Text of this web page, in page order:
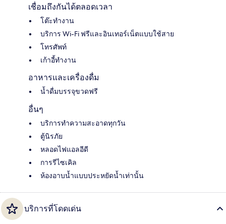
เชื่อมถึงกันได้ตลอดเวลา
โต๊ะทำงาน
บริการ Wi-Fi ฟรีและอินเทอร์เน็ตแบบใช้สาย
โทรศัพท์
เก้าอี้ทำงาน
อาหารและเครื่องดื่ม
น้ำดื่มบรรจุขวดฟรี
อื่นๆ
บริการทำความสะอาดทุกวัน
ตู้นิรภัย
หลอดไฟแอลอีดี
การรีไซเคิล
ห้องอาบน้ำแบบประหยัดน้ำเท่านั้น
บริการที่โดดเด่น